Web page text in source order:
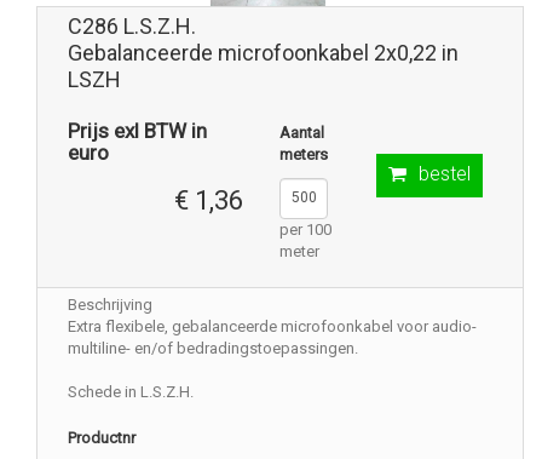
C286 L.S.Z.H.
Gebalanceerde microfoonkabel 2x0,22 in
LSZH
Prijs exl BTW in
euro
€ 1,36
Aantal
meters
per 100
meter
bestel
Beschrijving
Extra flexibele, gebalanceerde microfoonkabel voor audio-
multiline- en/of bedradingstoepassingen.
Schede in L.S.Z.H.
Productnr